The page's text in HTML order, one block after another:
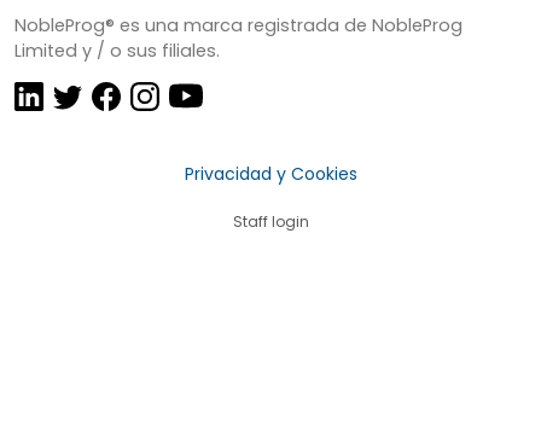
NobleProg® es una marca registrada de NobleProg
Limited y / o sus filiales.
Privacidad y Cookies
Staff login